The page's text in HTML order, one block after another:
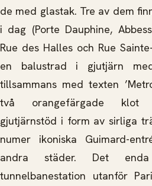
de med glastak. Tre av dem
i dag (Porte Dauphine,
Rue des Halles och Rue
en balustrad i gjutjärn
tillsammans med texten
två orangefärgade klot
gjutjärnstöd i form av sirliga
numer ikoniska Guimard-
andra städer. Det
tunnelbanestation utanför